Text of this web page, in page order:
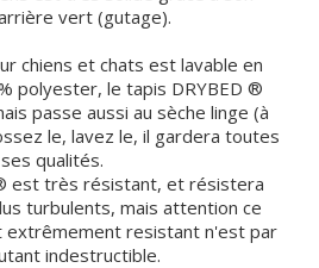
vert (gutage).
chiens et chats est lavable en
polyester, le tapis DRYBED ®
passe aussi au sèche linge (à
le, lavez le, il gardera toutes
ses qualités.
est très résistant, et résistera
turbulents, mais attention ce
extrêmement resistant n'est par
indestructible.